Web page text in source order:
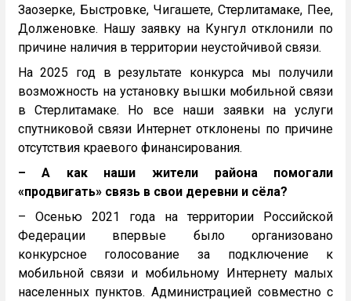
Заозерке, Быстровке, Чигашете, Стерлитамаке, Пее,
Долженовке. Нашу заявку на Кунгул отклонили по
причине наличия в территории неустойчивой связи.
На 2025 год в результате конкурса мы получили
возможность на установку вышки мобильной связи
в Стерлитамаке. Но все наши заявки на услуги
спутниковой связи Интернет отклонены по причине
отсутствия краевого финансирования.
– А как наши жители района помогали
«продвигать» связь в свои деревни и сёла?
– Осенью 2021 года на территории Российской
Федерации впервые было организовано
конкурсное голосование за подключение к
мобильной связи и мобильному Интернету малых
населенных пунктов. Администрацией совместно с